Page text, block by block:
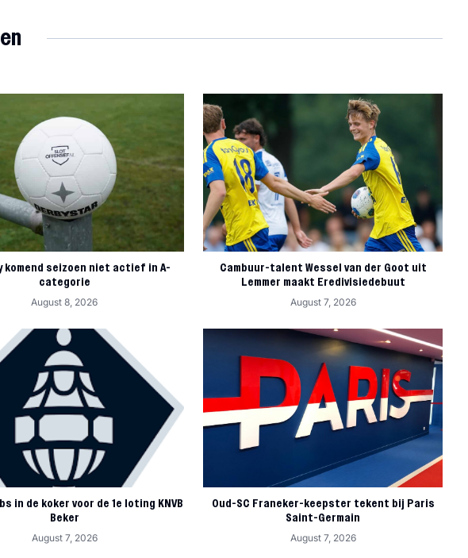
komend seizoen niet actief in A-
categorie
August 8, 2026
Cambuur-talent Wessel van der Goot uit
Lemmer maakt Eredivisiedebuut
August 7, 2026
in de koker voor de 1e loting KNVB
Beker
August 7, 2026
Oud-SC Franeker-keepster tekent bij Paris
Saint-Germain
August 7, 2026